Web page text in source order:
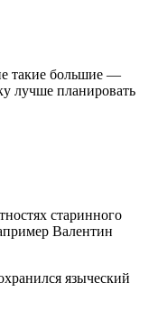
такие большие —
лучше планировать
старинного
Валентин
языческий